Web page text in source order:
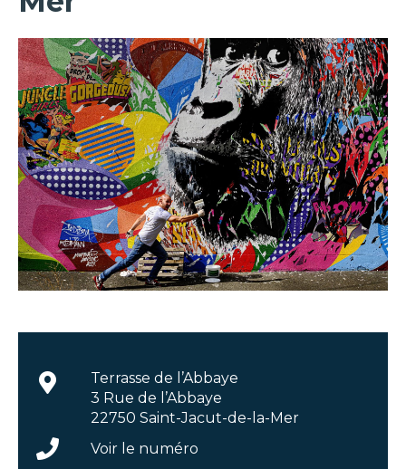
Terrasse de l’Abbaye
3 Rue de l’Abbaye
22750 Saint-Jacut-de-la-Mer
Voir le numéro